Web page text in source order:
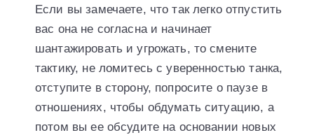
Если вы замечаете, что так легко отпустить
вас она не согласна и начинает
шантажировать и угрожать, то смените
тактику, не ломитесь с уверенностью танка,
отступите в сторону, попросите о паузе в
отношениях, чтобы обдумать ситуацию, а
потом вы ее обсудите на основании новых